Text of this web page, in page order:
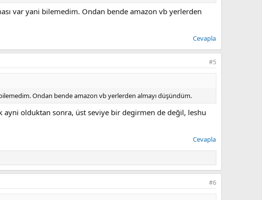
var yani bilemedim. Ondan bende amazon vb yerlerden
Cevapla
#5
Ondan bende amazon vb yerlerden almayı düşündüm.
ayni olduktan sonra, üst seviye bir degirmen de değil, leshu
Cevapla
#6